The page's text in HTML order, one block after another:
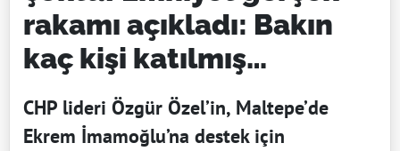
rakamı açıkladı: Bakın
kaç kişi katılmış…
CHP lideri Özgür Özel’in, Maltepe’de
Ekrem İmamoğlu’na destek için